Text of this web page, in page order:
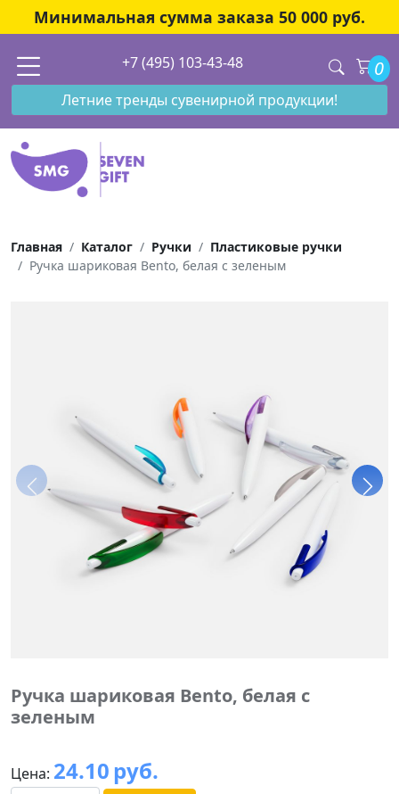
Минимальная сумма заказа 50 000 руб.
+7 (495) 103-43-48 0
Летние тренды сувенирной продукции!
Главная Каталог Ручки
Пластиковые ручки
Ручка шариковая Bento, белая с зеленым
Ручка шариковая Bento, белая с
зеленым
Цена: 24.10 руб.